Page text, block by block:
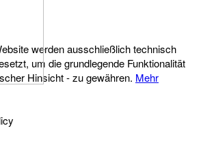
werden ausschließlich technisch
um die grundlegende Funktionalität
Hinsicht - zu gewähren. Mehr